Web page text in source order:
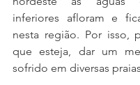
inferiores afloram e
nesta região. Por isso,
que esteja, dar um
sofrido em diversas